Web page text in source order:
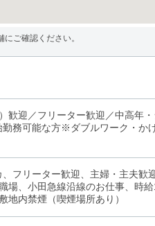
ご確認ください。
迎／フリーター歓迎／中高年
務可能な方※ダブルワーク・か
フリーター歓迎、主婦・主夫歓
場、小田急線沿線のお仕事、時
地内禁煙（喫煙場所あり）